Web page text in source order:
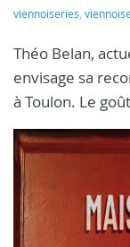
viennoiseries,
Théo Belan,
envisage sa
à Toulon. Le